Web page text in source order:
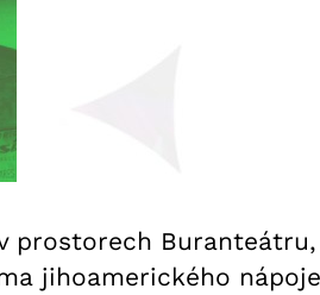
Buranteátru,
jihoamerického